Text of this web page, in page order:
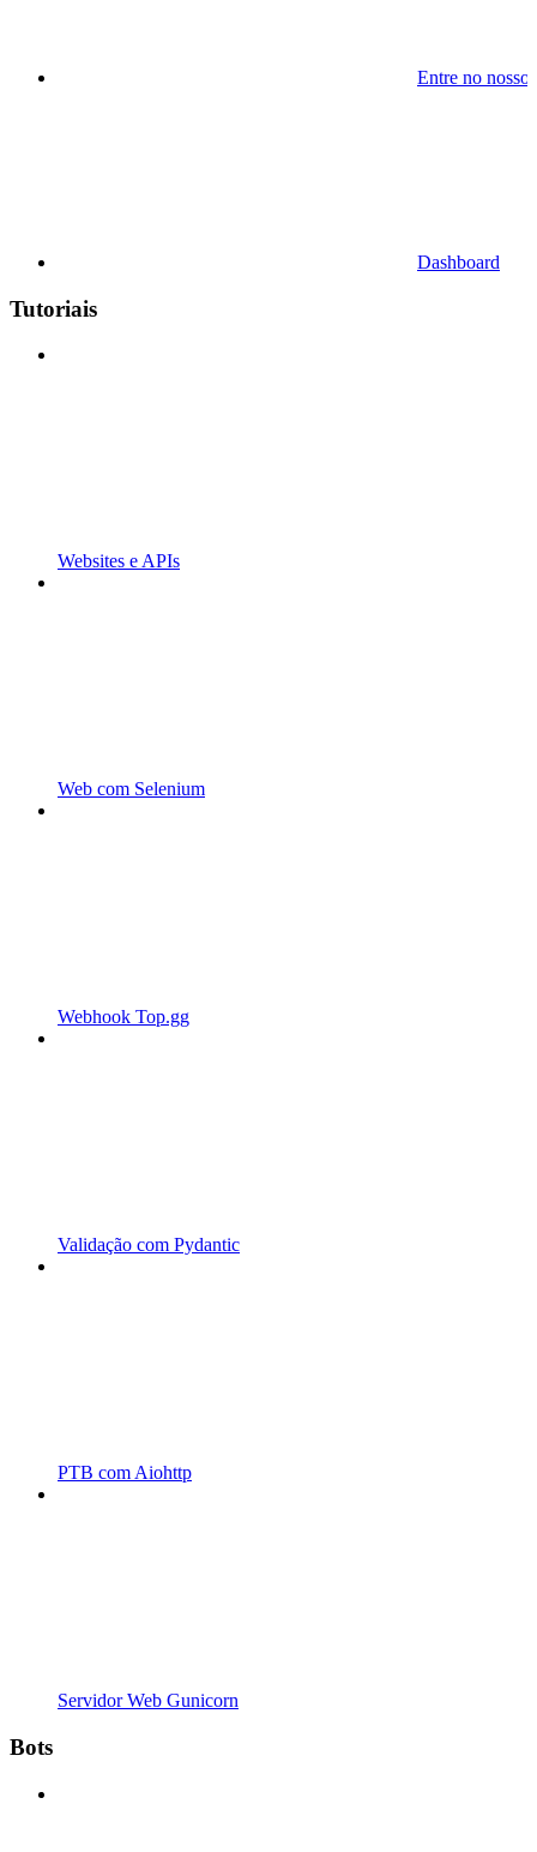
Entre no nosso
Dashboard
Tutoriais
Websites e APIs
Web com Selenium
Webhook Top.gg
Validação com Pydantic
PTB com Aiohttp
Servidor Web Gunicorn
Bots